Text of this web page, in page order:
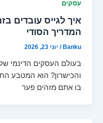
עסקים
איך לגייס עובדים
המדריך הסודי
Banku
/ יוני 23, 2026
בעולם העסקים הדינמי
והכישרון? הוא המטבע
בו אתם מזהים פער